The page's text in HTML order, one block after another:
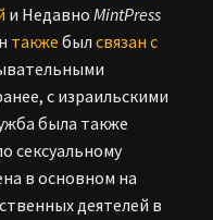
и Недавно MintPress
также был связан с
с израильскими
была также
сексуальному
в основном на
деятелей в